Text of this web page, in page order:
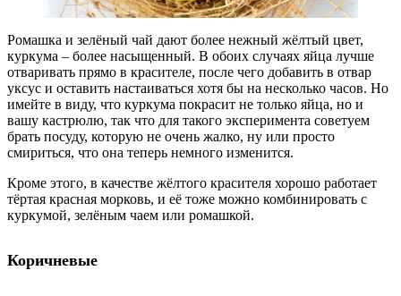
Ромашка и зелёный чай дают более нежный жёлтый цвет,
куркума – более насыщенный. В обоих случаях яйца лучше
отваривать прямо в красителе, после чего добавить в отвар
уксус и оставить настаиваться хотя бы на несколько часов. Но
имейте в виду, что куркума покрасит не только яйца, но и
вашу кастрюлю, так что для такого эксперимента советуем
брать посуду, которую не очень жалко, ну или просто
смириться, что она теперь немного изменится.
Кроме этого, в качестве жёлтого красителя хорошо работает
тёртая красная морковь, и её тоже можно комбинировать с
куркумой, зелёным чаем или ромашкой.
Коричневые